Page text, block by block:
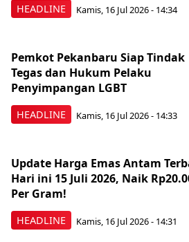
HEADLINE Kamis, 16 Jul 2026 - 14:34
HEADLINE
Pemkot Pekanbaru Siap Tindak
Tegas dan Hukum Pelaku
Penyimpangan LGBT
Kamis, 16 Jul 2026 - 14:33
HEADLINE
Update Harga Emas Antam
Hari ini 15 Juli 2026, Naik
Per Gram!
Kamis, 16 Jul 2026 - 14:31